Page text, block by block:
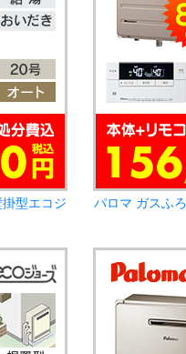
型エコジ
パロマ ガスふ